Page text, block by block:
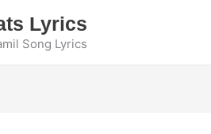
Lyrics
Song Lyrics